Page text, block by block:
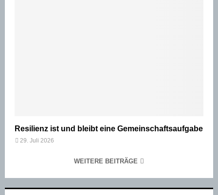
Resilienz ist und bleibt eine Gemeinschaftsaufgabe
29. Juli 2026
WEITERE BEITRÄGE